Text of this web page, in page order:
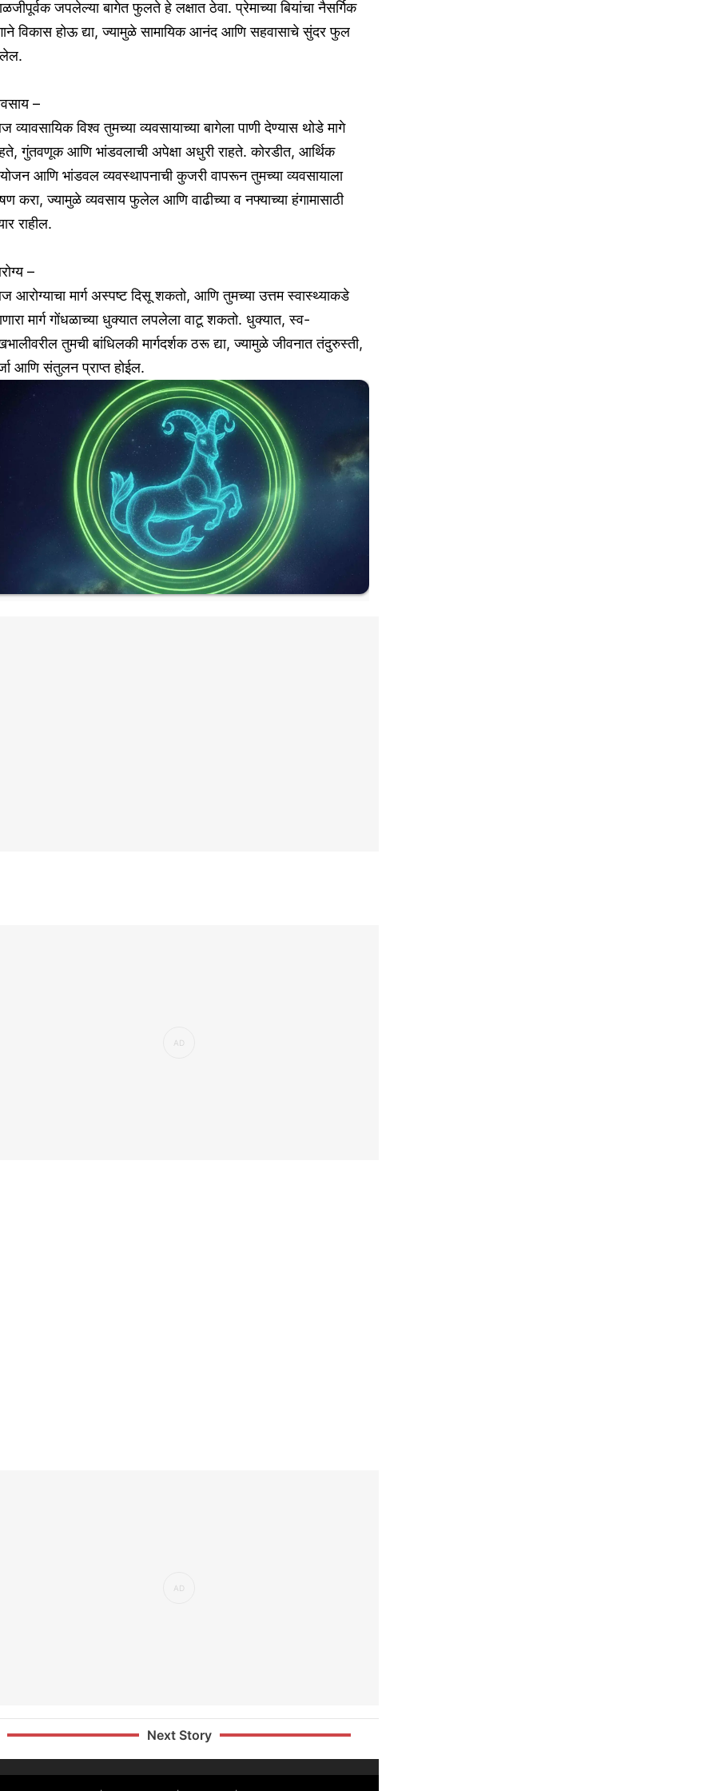
जपलेल्या बागेत फुलते हे लक्षात ठेवा. प्रेमाच्या बियांचा नैसर्गिक
विकास होऊ द्या, ज्यामुळे सामायिक आनंद आणि सहवासाचे सुंदर फुल
–
व्यावसायिक विश्व तुमच्या व्यवसायाच्या बागेला पाणी देण्यास थोडे मागे
गुंतवणूक आणि भांडवलाची अपेक्षा अधुरी राहते. कोरडीत, आर्थिक
आणि भांडवल व्यवस्थापनाची कुजरी वापरून तुमच्या व्यवसायाला
करा, ज्यामुळे व्यवसाय फुलेल आणि वाढीच्या व नफ्याच्या हंगामासाठी
राहील.
–
आरोग्याचा मार्ग अस्पष्ट दिसू शकतो, आणि तुमच्या उत्तम स्वास्थ्याकडे
मार्ग गोंधळाच्या धुक्यात लपलेला वाटू शकतो. धुक्यात, स्व-
तुमची बांधिलकी मार्गदर्शक ठरू द्या, ज्यामुळे जीवनात तंदुरुस्ती,
आणि संतुलन प्राप्त होईल.
Next Story